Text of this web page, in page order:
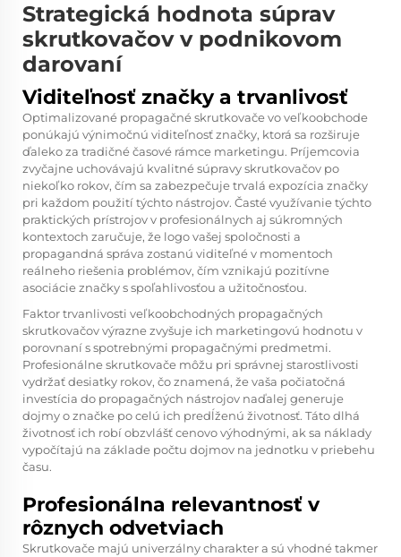
Strategická hodnota súprav
skrutkovačov v podnikovom
darovaní
Viditeľnosť značky a trvanlivosť
Optimalizované propagačné skrutkovače vo veľkoobchode
ponúkajú výnimočnú viditeľnosť značky, ktorá sa rozširuje
ďaleko za tradičné časové rámce marketingu. Príjemcovia
zvyčajne uchovávajú kvalitné súpravy skrutkovačov po
niekoľko rokov, čím sa zabezpečuje trvalá expozícia značky
pri každom použití týchto nástrojov. Časté využívanie týchto
praktických prístrojov v profesionálnych aj súkromných
kontextoch zaručuje, že logo vašej spoločnosti a
propagandná správa zostanú viditeľné v momentoch
reálneho riešenia problémov, čím vznikajú pozitívne
asociácie značky s spoľahlivosťou a užitočnosťou.
Faktor trvanlivosti veľkoobchodných propagačných
skrutkovačov výrazne zvyšuje ich marketingovú hodnotu v
porovnaní s spotrebnými propagačnými predmetmi.
Profesionálne skrutkovače môžu pri správnej starostlivosti
vydržať desiatky rokov, čo znamená, že vaša počiatočná
investícia do propagačných nástrojov naďalej generuje
dojmy o značke po celú ich predĺženú životnosť. Táto dlhá
životnosť ich robí obzvlášť cenovo výhodnými, ak sa náklady
vypočítajú na základe počtu dojmov na jednotku v priebehu
času.
Profesionálna relevantnosť v
rôznych odvetviach
Skrutkovače majú univerzálny charakter a sú vhodné takmer